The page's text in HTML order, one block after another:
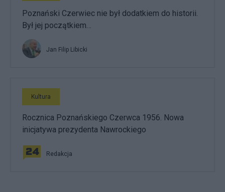
Poznański Czerwiec nie był dodatkiem do historii.
Był jej początkiem…
Jan Filip Libicki
Kultura
Rocznica Poznańskiego Czerwca 1956. Nowa
inicjatywa prezydenta Nawrockiego
Redakcja